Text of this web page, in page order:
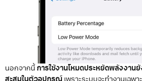
นอกจากนี้ การใช้งานโหมดประหยัดพลังงาน